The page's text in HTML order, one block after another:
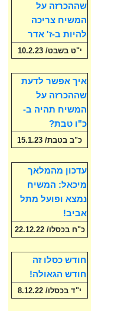
שההכרזה על
המשיח צריכה
להיות ב-ז' אדר
י"ט בשבט/ 10.2.23
איך אפשר לדעת
שההכרזה על
המשיח תהיה ב-
כ"ו טבת?
כ"ב בטבת/ 15.1.23
עדכון מהמלאך
מיכאל: המשיח
נמצא ופועל מתל
אביב!
כ"ח בכסלו/ 22.12.22
חודש כסלו זה
חודש הגאולה!
י"ד בכסלו/ 8.12.22